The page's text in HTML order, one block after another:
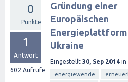
0
Punkte
1
Antwort
602 Aufrufe
Gründung einer
Europäischen
Ukraine
Eingestellt 30, Sep 2014 in
energiewende